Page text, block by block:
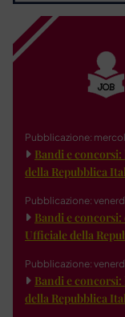
Pubblicazione:
Bandi e
della Repubblica
Pubblicazione:
Bandi e
Ufficiale della
Pubblicazione:
Bandi e
della Repubblica